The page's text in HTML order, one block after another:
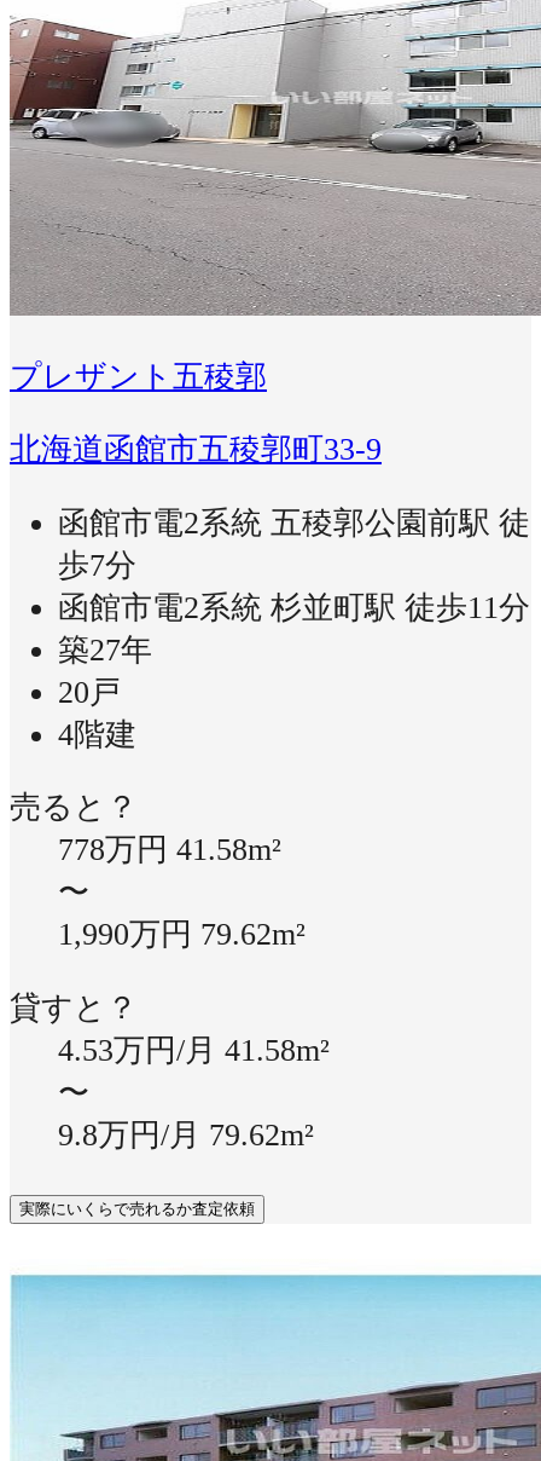
プレザント五稜郭
北海道函館市五稜郭町33-9
函館市電2系統 五稜郭公園前駅 徒
歩7分
函館市電2系統 杉並町駅 徒歩11分
築27年
20戸
4階建
売ると？
778万円 41.58m²
〜
1,990万円 79.62m²
貸すと？
4.53万円/月 41.58m²
〜
9.8万円/月 79.62m²
実際にいくらで売れるか査定依頼